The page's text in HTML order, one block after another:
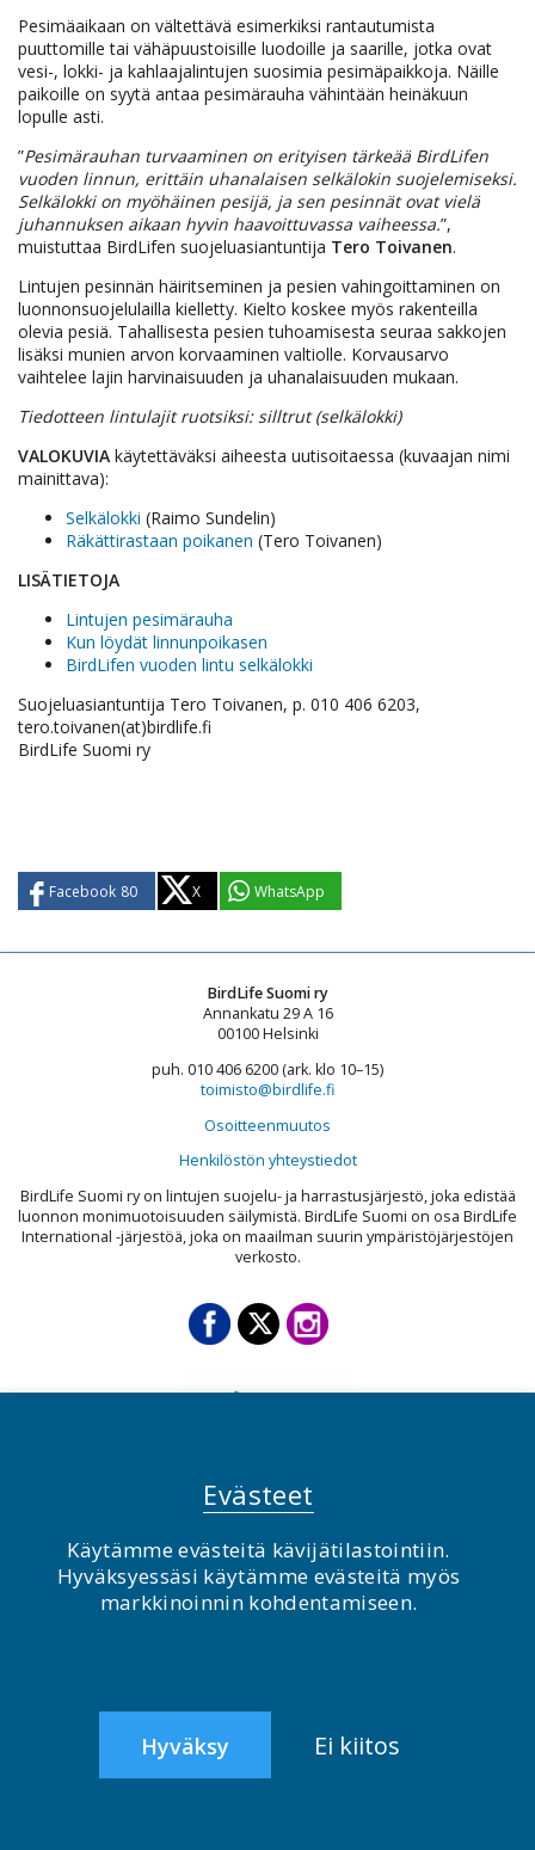
Pesimäaikaan on vältettävä esimerkiksi rantautumista
puuttomille tai vähäpuustoisille luodoille ja saarille, jotka ovat
vesi-, lokki- ja kahlaajalintujen suosimia pesimäpaikkoja. Näille
paikoille on syytä antaa pesimärauha vähintään heinäkuun
lopulle asti.
”Pesimärauhan turvaaminen on erityisen tärkeää BirdLifen
vuoden linnun, erittäin uhanalaisen selkälokin suojelemiseksi.
Selkälokki on myöhäinen pesijä, ja sen pesinnät ovat vielä
juhannuksen aikaan hyvin haavoittuvassa vaiheessa.”,
muistuttaa BirdLifen suojeluasiantuntija Tero Toivanen.
Lintujen pesinnän häiritseminen ja pesien vahingoittaminen on
luonnonsuojelulailla kielletty. Kielto koskee myös rakenteilla
olevia pesiä. Tahallisesta pesien tuhoamisesta seuraa sakkojen
lisäksi munien arvon korvaaminen valtiolle. Korvausarvo
vaihtelee lajin harvinaisuuden ja uhanalaisuuden mukaan.
Tiedotteen lintulajit ruotsiksi: silltrut (selkälokki)
VALOKUVIA käytettäväksi aiheesta uutisoitaessa (kuvaajan nimi
mainittava):
Selkälokki (Raimo Sundelin)
Räkättirastaan poikanen (Tero Toivanen)
LISÄTIETOJA
Lintujen pesimärauha
Kun löydät linnunpoikasen
BirdLifen vuoden lintu selkälokki
Suojeluasiantuntija Tero Toivanen, p. 010 406 6203,
tero.toivanen(at)birdlife.fi
BirdLife Suomi ry
Facebook 80 X WhatsApp
BirdLife Suomi ry
Annankatu 29 A 16
00100 Helsinki
puh. 010 406 6200 (ark. klo 10–15)
toimisto@birdlife.fi
Osoitteenmuutos
Henkilöstön yhteystiedot
BirdLife Suomi ry on lintujen suojelu- ja harrastusjärjestö, joka edistää
luonnon monimuotoisuuden säilymistä. BirdLife Suomi on osa BirdLife
International -järjestöä, joka on maailman suurin ympäristöjärjestöjen
verkosto.
© BirdLife Suomi ry 2026
Evästeet
Käytämme evästeitä kävijätilastointiin.
Hyväksyessäsi käytämme evästeitä myös
markkinoinnin kohdentamiseen.
Hyväksy Ei kiitos